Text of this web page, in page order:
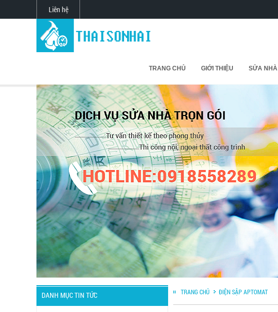
Liên hệ
TRANG CHỦ GIỚI THIỆU SỬA NHÀ
DANH MỤC TIN TỨC TRANG CHỦ ĐIỆN SẬP APTOMAT